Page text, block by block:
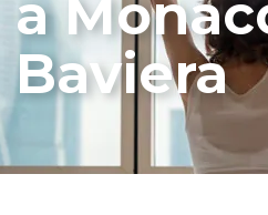
a
Baviera